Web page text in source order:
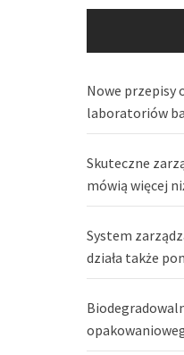
Nowe przepisy
laboratoriów
Skuteczne
mówią więcej
System
działa także